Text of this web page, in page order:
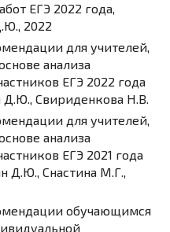
ЕГЭ 2022 года,
2022
для учителей,
анализа
ЕГЭ 2022 года
Свириденкова Н.В.
для учителей,
анализа
ЕГЭ 2021 года
Д.Ю., Снастина М.Г.,
обучающимся